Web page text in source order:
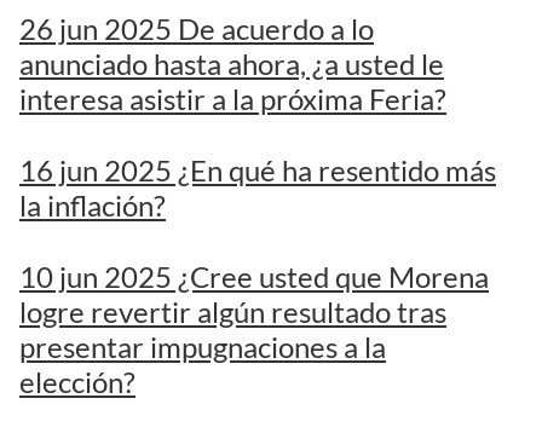
26 jun 2025 De acuerdo a lo
anunciado hasta ahora, ¿a usted le
interesa asistir a la próxima Feria?
16 jun 2025 ¿En qué ha resentido más
la inflación?
10 jun 2025 ¿Cree usted que Morena
logre revertir algún resultado tras
presentar impugnaciones a la
elección?